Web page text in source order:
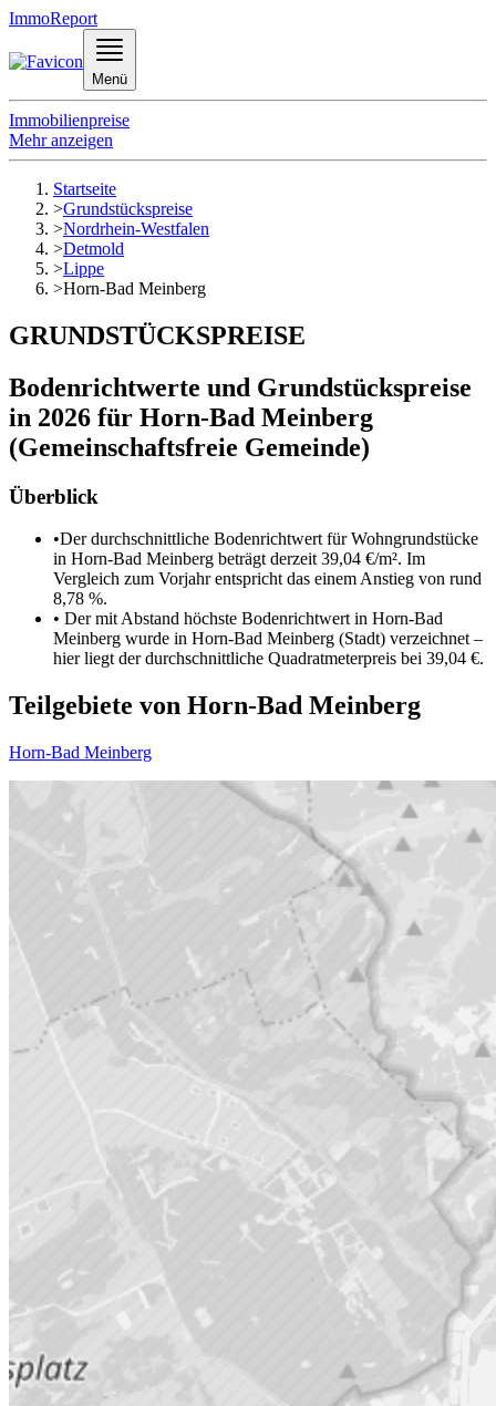
ImmoReport
Menü
Immobilienpreise
Mehr anzeigen
Startseite
>Grundstückspreise
>Nordrhein-Westfalen
>Detmold
>Lippe
>Horn-Bad Meinberg
GRUNDSTÜCKSPREISE
Bodenrichtwerte und Grundstückspreise
in 2026 für Horn-Bad Meinberg
(Gemeinschaftsfreie Gemeinde)
Überblick
•Der durchschnittliche Bodenrichtwert für Wohngrundstücke
in Horn-Bad Meinberg beträgt derzeit 39,04 €/m². Im
Vergleich zum Vorjahr entspricht das einem Anstieg von rund
8,78 %.
• Der mit Abstand höchste Bodenrichtwert in Horn-Bad
Meinberg wurde in Horn-Bad Meinberg (Stadt) verzeichnet –
hier liegt der durchschnittliche Quadratmeterpreis bei 39,04 €.
Teilgebiete von Horn-Bad Meinberg
Horn-Bad Meinberg